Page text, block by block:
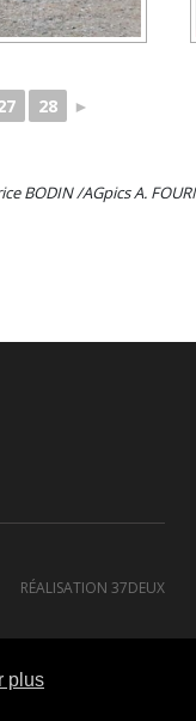
plus
28 ►
BODIN /AGpics A.
RÉALISATION 37DEUX